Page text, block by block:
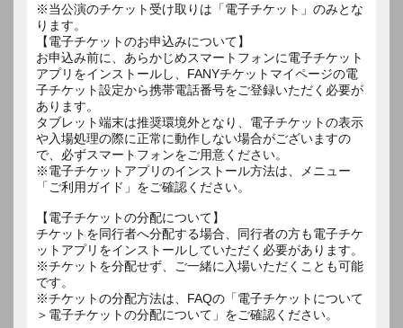
※当公演のチケット受け取りは「電子チケット」のみとな
ります。
【電子チケットのお申込みについて】
お申込み前に、あらかじめスマートフォンに電子チケット
アプリをインストールし、FANYチケットマイページの電
子チケット設定から携帯電話番号をご登録いただく必要が
あります。
タブレット端末は推奨環境外となり、電子チケットの表示
や入場処理の際に正常に動作しない場合がございますの
で、必ずスマートフォンをご用意ください。
※電子チケットアプリのインストール方法は、メニュー
「ご利用ガイド」をご確認ください。
【電子チケットの分配について】
チケットを同行者へ分配する場合、同行者の方も電子チケ
ットアプリをインストールしていただく必要があります。
※チケットを分配せず、ご一緒に入場いただくことも可能
です。
※チケットの分配方法は、FAQの「電子チケットについて
＞電子チケットの分配について」をご確認ください。